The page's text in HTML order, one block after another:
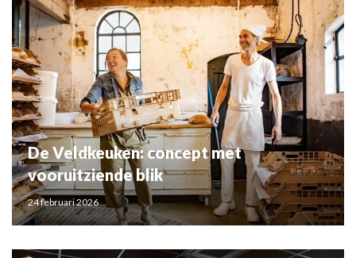
De Veldkeuken: concept met
vooruitziende blik
24 februari 2026